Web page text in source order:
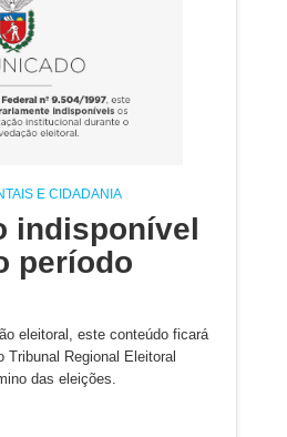
E CIDADANIA
indisponível
período
eleitoral, este conteúdo ficará
Tribunal Regional Eleitoral
das eleições.